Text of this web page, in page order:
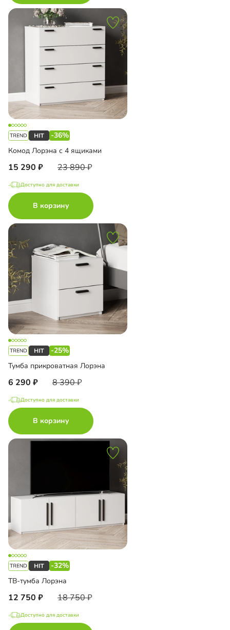
-36%
Комод Лорэна с 4 ящиками
15 290 23 890
Доступно для доставки
В корзину
-25%
Тумба прикроватная Лорэна
6 290 8 390
Доступно для доставки
В корзину
-32%
ТВ-тумба Лорэна
12 750 18 750
Доступно для доставки